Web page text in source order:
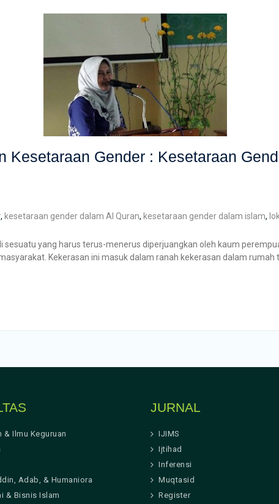
Kesetaraan Gender : Kesetaraan
, kesetaraan gender dalam Al Quran, kesetaraan gender dalam islam,
sesuatu yang harus terus-menerus diperjuangkan oleh kaum
Kekerasan ini masuk dalam ranah kekerasan dalam rumah
& Ilmu Keguruan
Adab, & Humaniora
& Bisnis Islam
JURNAL
IJIMS
Ijtihad
Inferensi
Muqtasid
Register